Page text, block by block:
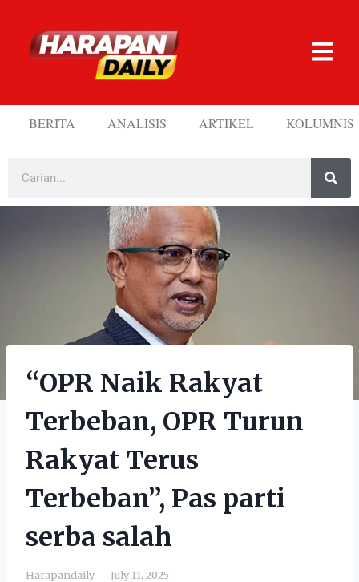
BERITA ANALISIS ARTIKEL KOLUMNIS
“OPR Naik Rakyat
Terbeban, OPR Turun
Rakyat Terus
Terbeban”, Pas parti
serba salah
Harapandaily July 11, 2025